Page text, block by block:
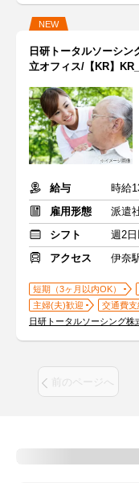
NEW
日研トータルソーシ
立オフィス/【KR】
給与
時給
雇用形態
派遣
シフト
週2
アクセス
伊奈
短期（3ヶ月以内OK）
主婦(夫)歓迎
交通費支
日研トータルソーシング株
前のページへ